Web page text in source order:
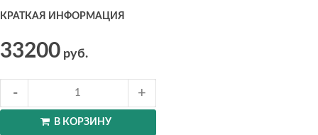
КРАТКАЯ ИНФОРМАЦИЯ
33200 руб.
В КОРЗИНУ